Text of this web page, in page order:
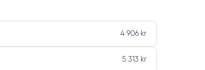
4 906 kr
5 313 kr